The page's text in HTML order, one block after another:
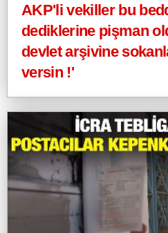
AKP'li vekiller bu
dediklerine pişman
devlet arşivine
versin !'